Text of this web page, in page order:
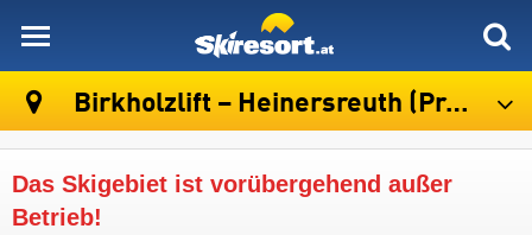
Birkholzlift – Heinersreuth (Presseck)
Das Skigebiet ist vorübergehend außer
Betrieb!